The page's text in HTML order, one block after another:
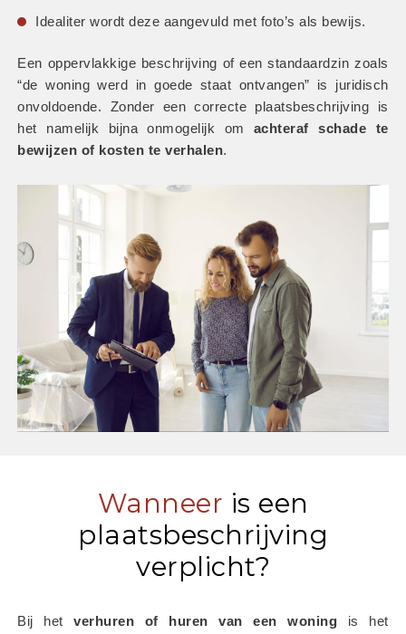
Idealiter wordt deze aangevuld met foto’s als bewijs.
Een oppervlakkige beschrijving of een standaardzin zoals
“de woning werd in goede staat ontvangen” is juridisch
onvoldoende. Zonder een correcte plaatsbeschrijving is
het namelijk bijna onmogelijk om
achteraf schade te
bewijzen of kosten te verhalen.
Wanneer is een
plaatsbeschrijving
verplicht?
Bij het verhuren of huren van een woning is het